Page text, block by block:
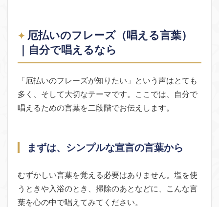
厄払いのフレーズ（唱える言葉）
｜自分で唱えるなら
「厄払いのフレーズが知りたい」という声はとても
多く、そして大切なテーマです。ここでは、自分で
唱えるための言葉を二段階でお伝えします。
まずは、シンプルな宣言の言葉から
むずかしい言葉を覚える必要はありません。塩を使
うときや入浴のとき、掃除のあとなどに、こんな言
葉を心の中で唱えてみてください。